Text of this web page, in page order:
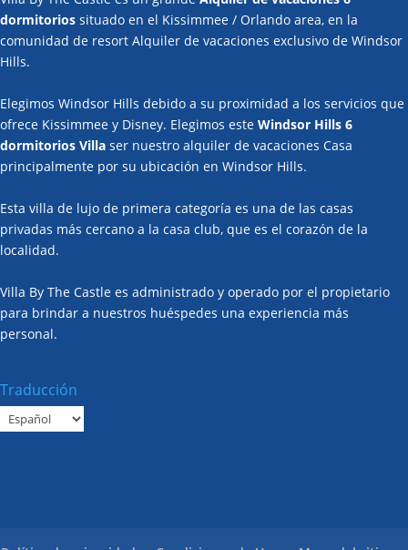
dormitorios situado en el Kissimmee / Orlando area, en la
comunidad de resort Alquiler de vacaciones exclusivo de Windsor
Hills.
Elegimos Windsor Hills debido a su proximidad a los servicios que
ofrece Kissimmee y Disney. Elegimos este Windsor Hills 6
dormitorios Villa ser nuestro alquiler de vacaciones Casa
principalmente por su ubicación en Windsor Hills.
Esta villa de lujo de primera categoría es una de las casas
privadas más cercano a la casa club, que es el corazón de la
localidad.
Villa By The Castle es administrado y operado por el propietario
para brindar a nuestros huéspedes una experiencia más
personal.
Traducción